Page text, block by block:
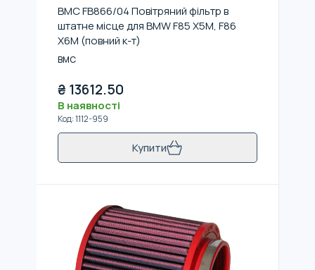
BMC FB866/04 Повітряний фільтр в
штатне місце для BMW F85 X5M, F86
X6M (повний к-т)
BMC
₴ 13612.50
В наявності
Код:1112-959
Купити